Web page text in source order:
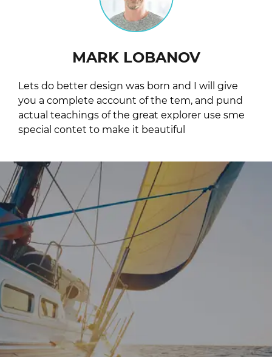
MARK LOBANOV
Lets do better design was born and I will give
you a complete account of the tem, and pund
actual teachings of the great explorer use sme
special contet to make it beautiful